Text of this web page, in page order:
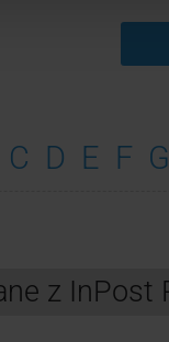
C D E F G
z InPost